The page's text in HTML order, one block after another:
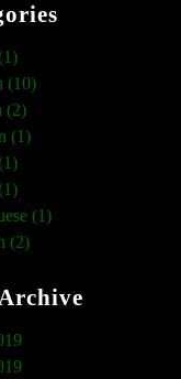
(10)
(2)
(1)
(1)
(2)